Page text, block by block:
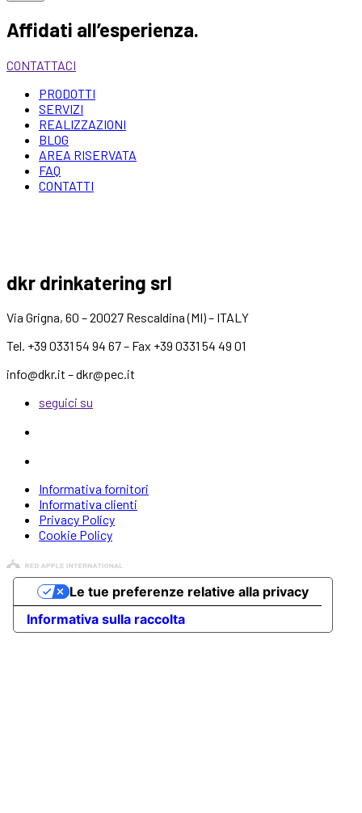
Affidati all’esperienza.
CONTATTACI
PRODOTTI
SERVIZI
REALIZZAZIONI
BLOG
AREA RISERVATA
FAQ
CONTATTI
dkr drinkatering srl
Via Grigna, 60 – 20027 Rescaldina (MI) – ITALY
Tel. +39 0331 54 94 67 – Fax +39 0331 54 49 01
info@dkr.it – dkr@pec.it
seguici su
Informativa fornitori
Informativa clienti
Privacy Policy
Cookie Policy
Informativa sulla raccolta
Le tue preferenze relative alla privacy